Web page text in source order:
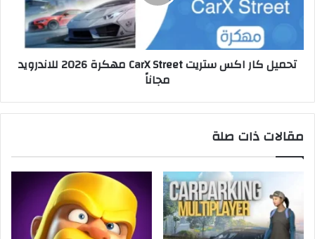
تحميل كار اكس ستريت CarX Street مهكرة 2026 للاندرويد
مجاناً
مقالات ذات صلة